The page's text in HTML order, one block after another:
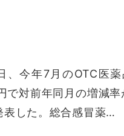
今年7月のOTC医薬
で対前年同月の増減
表した。総合感冒薬…